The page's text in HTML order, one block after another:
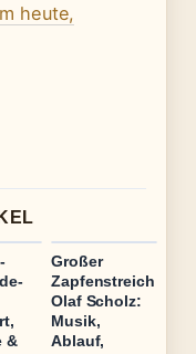
heute,
&
Großer
Zapfenstreich
Olaf Scholz:
Musik,
Ablauf,